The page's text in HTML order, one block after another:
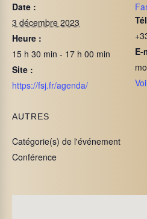
Date :
3 décembre 2023
Heure :
15 h 30 min - 17 h 00 min
Site :
https://fsj.fr/agenda/
E-
AUTRES
Catégorie(s) de l'événement
Conférence